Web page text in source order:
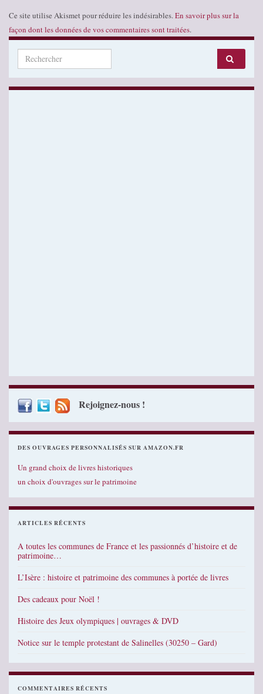
Ce site utilise Akismet pour réduire les indésirables. En savoir plus sur la
façon dont les données de vos commentaires sont traitées.
Search for:
Rejoignez-nous !
DES OUVRAGES PERSONNALISÉS SUR AMAZON.FR
Un grand choix de livres historiques
un choix d'ouvrages sur le patrimoine
ARTICLES RÉCENTS
A toutes les communes de France et les passionnés d’histoire et de
patrimoine…
L’Isère : histoire et patrimoine des communes à portée de livres
Des cadeaux pour Noël !
Histoire des Jeux olympiques | ouvrages & DVD
Notice sur le temple protestant de Salinelles (30250 – Gard)
COMMENTAIRES RÉCENTS